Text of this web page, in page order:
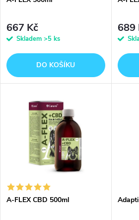
p
r
o
d
ů
p
r
o
ů
667 Kč
Skladem >5 ks
DO KOŠÍKU
689
A-FLEX CBD 500ml